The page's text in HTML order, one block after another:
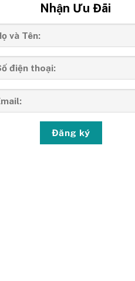
Nhận Ưu Đãi
Đăng ký